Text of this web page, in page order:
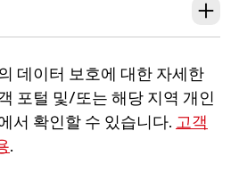
데이터 보호에 대한 자세한
포털 및/또는 해당 지역 개인
서 확인할 수 있습니다. 고객
.